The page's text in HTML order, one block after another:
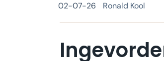
02-07-26 Ronald Kool